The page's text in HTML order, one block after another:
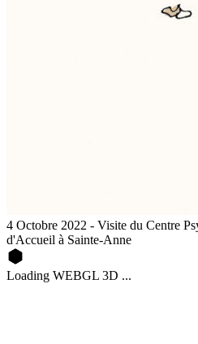
4 Octobre 2022 - Visite du Centre
d'Accueil à Sainte-Anne
Loading WEBGL 3D ...